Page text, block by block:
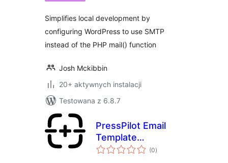
Simplifies local development by
configuring WordPress to use SMTP
instead of the PHP mail() function
Josh Mckibbin
20+ aktywnych instalacji
Testowana z 6.8.7
PressPilot Email
Template
Customizer (0wszystkich
ocen
)